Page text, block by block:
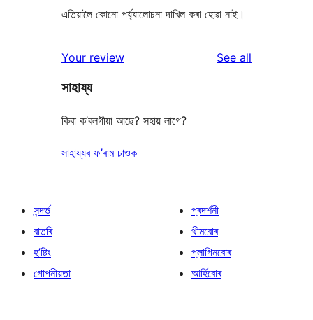
এতিয়ালৈ কোনো পৰ্য্যালোচনা দাখিল কৰা হোৱা নাই।
Your review See all
সাহায্য
কিবা ক’বলগীয়া আছে? সহায় লাগে?
সাহায্যৰ ফ’ৰাম চাওক
সন্দৰ্ভ
বাতৰি
হ’ষ্টিং
গোপনীয়তা
প্ৰদৰ্শনী
থীমবোৰ
প্লাগিনবোৰ
আৰ্হিবোৰ